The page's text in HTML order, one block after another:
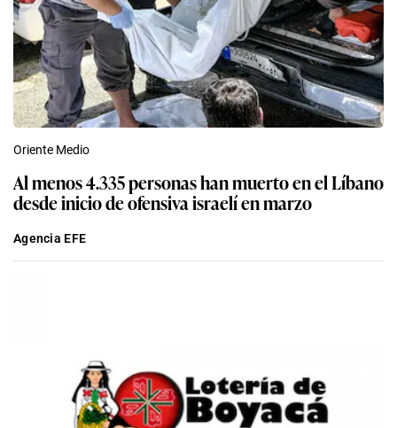
Oriente Medio
Al menos 4.335 personas han muerto en el Líbano
desde inicio de ofensiva israelí en marzo
Agencia EFE